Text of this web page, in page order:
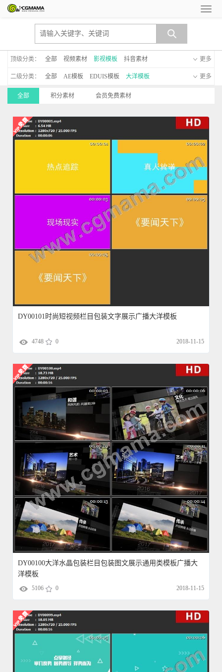
顶级分类： 更多
全部 视频素材 影视模板 抖音素材
二级分类： 更多
全部 AE模板 EDUIS模板 大洋模板
MG动画模板 新年模板 手机模板
全部 积分素材 会员免费素材
DY00101时尚短视频栏目包装文字展示广播大洋模板
4748 0 2018-11-15
DY00100大洋水晶包装栏目包装图文展示通用类模板广播大
洋模板
5106 0 2018-11-15